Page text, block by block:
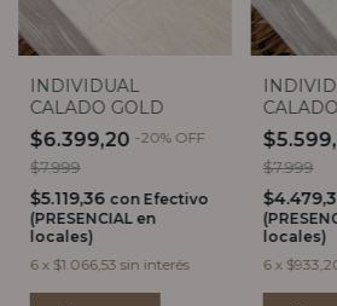
INDIVIDUAL
CALADO GOLD
$6.399,20 -20% OFF
$7.999
$5.119,36 con Efectivo
(PRESENCIAL en
locales)
6 x $1.066,53 sin interés
$7.999
locales)
6 x